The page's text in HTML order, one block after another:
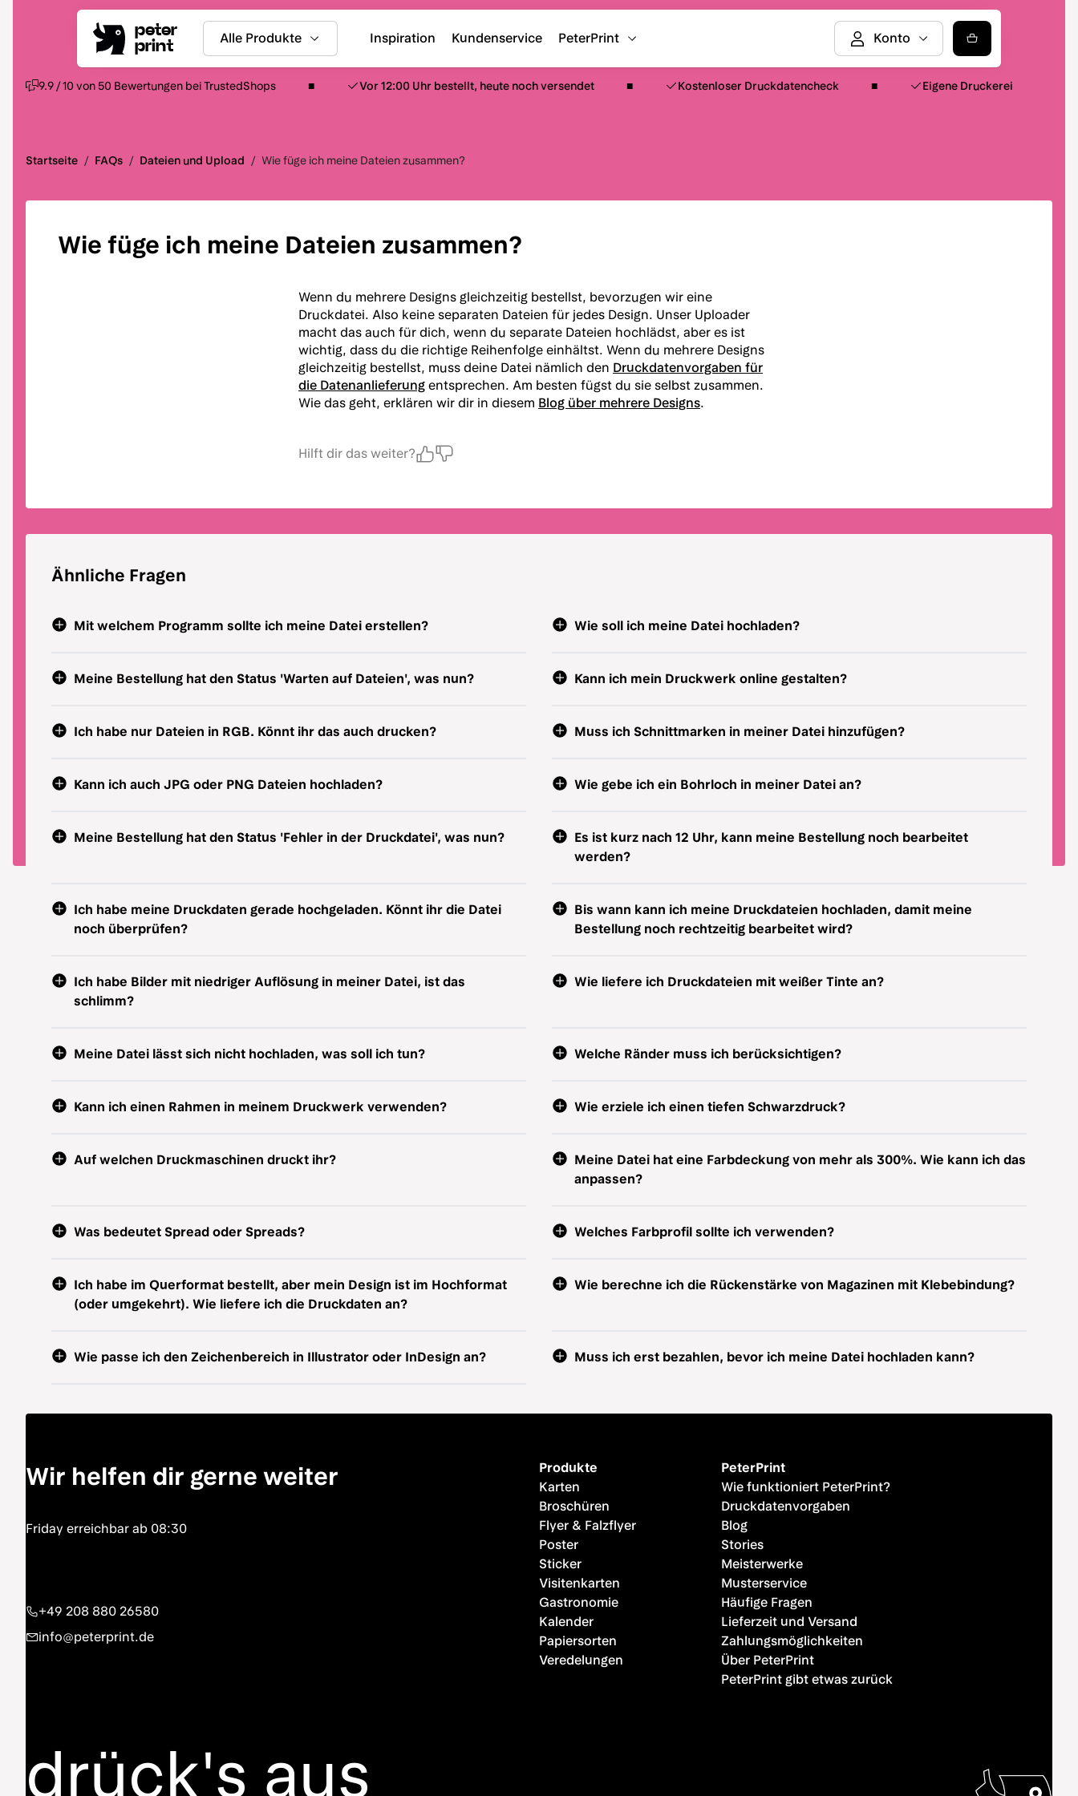
peter
print
Alle Produkte Inspiration Kundenservice PeterPrint
9.9 / 10 von 50 Bewertungen bei TrustedShops Vor 12:00 Uhr bestellt, heute noch versendet Kostenloser Druckdatencheck Eigene Druckerei
Startseite / FAQs / Dateien und Upload / Wie füge ich meine Dateien zusammen?
Wie füge ich meine Dateien zusammen?
Wenn du mehrere Designs gleichzeitig bestellst, bevorzugen wir eine
Druckdatei. Also keine separaten Dateien für jedes Design. Unser Uploader
macht das auch für dich, wenn du separate Dateien hochlädst, aber es ist
wichtig, dass du die richtige Reihenfolge einhältst. Wenn du mehrere Designs
gleichzeitig bestellst, muss deine Datei nämlich den Druckdatenvorgaben für
die Datenanlieferung entsprechen. Am besten fügst du sie selbst zusammen.
Wie das geht, erklären wir dir in diesem Blog über mehrere Designs.
Hilft dir das weiter?
Ähnliche Fragen
Mit welchem Programm sollte ich meine Datei erstellen? Wie soll ich meine Datei hochladen?
Meine Bestellung hat den Status 'Warten auf Dateien', was nun? Kann ich mein Druckwerk online gestalten?
Ich habe nur Dateien in RGB. Könnt ihr das auch drucken? Muss ich Schnittmarken in meiner Datei hinzufügen?
Kann ich auch JPG oder PNG Dateien hochladen? Wie gebe ich ein Bohrloch in meiner Datei an?
Meine Bestellung hat den Status 'Fehler in der Druckdatei', was nun?
Es ist kurz nach 12 Uhr, kann meine Bestellung noch bearbeitet
werden?
Ich habe meine Druckdaten gerade hochgeladen. Könnt ihr die Datei
noch überprüfen?
Bis wann kann ich meine Druckdateien hochladen, damit meine
Bestellung noch rechtzeitig bearbeitet wird?
Ich habe Bilder mit niedriger Auflösung in meiner Datei, ist das
schlimm?
Wie liefere ich Druckdateien mit weißer Tinte an?
Meine Datei lässt sich nicht hochladen, was soll ich tun? Welche Ränder muss ich berücksichtigen?
Kann ich einen Rahmen in meinem Druckwerk verwenden? Wie erziele ich einen tiefen Schwarzdruck?
Auf welchen Druckmaschinen druckt ihr?
Meine Datei hat eine Farbdeckung von mehr als 300%. Wie kann ich das
anpassen?
Was bedeutet Spread oder Spreads? Welches Farbprofil sollte ich verwenden?
Ich habe im Querformat bestellt, aber mein Design ist im Hochformat
(oder umgekehrt). Wie liefere ich die Druckdaten an?
Wie berechne ich die Rückenstärke von Magazinen mit Klebebindung?
Wie passe ich den Zeichenbereich in Illustrator oder InDesign an? Muss ich erst bezahlen, bevor ich meine Datei hochladen kann?
Wir helfen dir gerne weiter
+49 208 880 26580
info@peterprint.de
Produkte
Karten
Broschüren
Flyer & Falzflyer
Poster
Sticker
Visitenkarten
Gastronomie
Kalender
Papiersorten
Veredelungen
PeterPrint
Wie funktioniert PeterPrint?
Druckdatenvorgaben
Blog
Stories
Meisterwerke
Musterservice
Häufige Fragen
Lieferzeit und Versand
Zahlungsmöglichkeiten
Über PeterPrint
PeterPrint gibt etwas zurück
drück's aus